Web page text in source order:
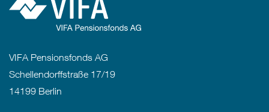
VIFA Pensionsfonds AG
Schellendorffstraße 17/19
14199 Berlin